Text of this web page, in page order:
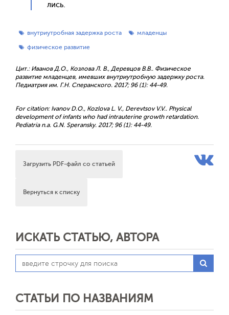
лись.
внутриутробная задержка роста
младенцы
физическое развитие
Цит.: Иванов Д.О., Козлова Л. В., Деревцов В.В.. Физическое
развитие младенцев, имевших внутриутробную задержку роста.
Педиатрия им. Г.Н. Сперанского. 2017; 96 (1): 44-49.
For citation: Ivanov D.O., Kozlova L. V., Derevtsov V.V.. Physical
development of infants who had intrauterine growth retardation.
Pediatria n.a. G.N. Speransky. 2017; 96 (1): 44-49.
Загрузить PDF-файл со статьей
Вернуться к списку
ИСКАТЬ СТАТЬЮ, АВТОРА
СТАТЬИ ПО НАЗВАНИЯМ